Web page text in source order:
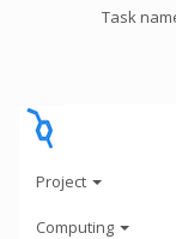
Task
Project
Computing